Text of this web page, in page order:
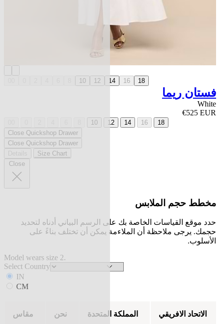
10 12 14 16 18
فستان ريما
White
€525 EUR
10 12 14 16
18
Close Quickshop Drawer
Close Quickshop Drawer
Size Chart
Close
مخطط حجم الملابس
حدد موقع القياسات الخاصة بك على الرسم البياني أدناه لتحديد
حجمك. يرجى ملاحظة أن الملاءمة يمكن أن تختلف بناءً على
الأسلوب.
Model wears size 2.
Select Country
IN
CM
مقاس نحن المملكة المتحدة الاتحاد الافريقي